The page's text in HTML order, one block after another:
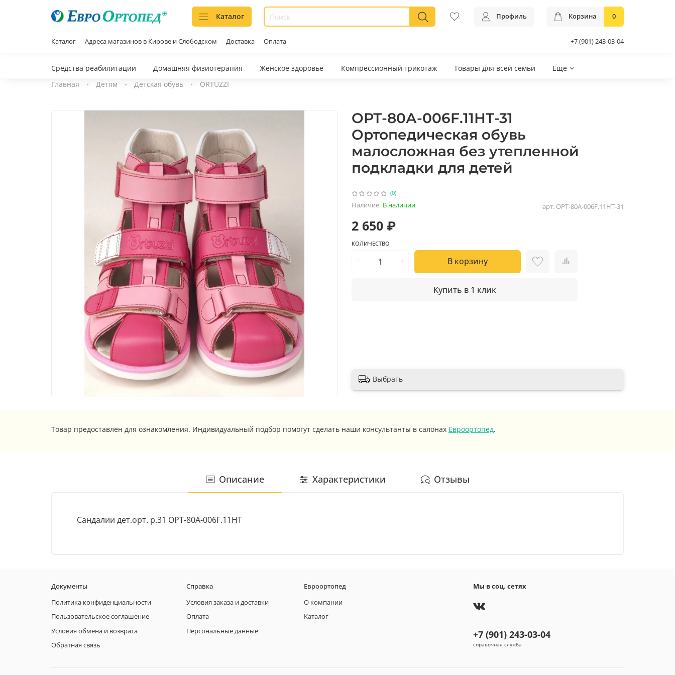
Каталог Профиль Корзина 0
Каталог Адреса магазинов в Кирове и Слободском Доставка Оплата +7 (901) 243-03-04
Средства реабилитации Домашняя физиотерапия Женское здоровье Компрессионный трикотаж Товары для всей семьи
Еще
Главная
Детям Детская обувь ORTUZZI
(0)
арт. ОРТ-80А-006F.11НТ-31
Наличие: В наличии
ОРТ-80А-006F.11НТ-31
Ортопедическая обувь
малосложная без утепленной
подкладки для детей
2 650 ₽
КОЛИЧЕСТВО
В корзину
Купить в 1 клик
Выбрать
Товар предоставлен для ознакомления. Индивидуальный подбор помогут сделать наши консультанты в салонах Евроортопед.
Описание Характеристики Отзывы
Сандалии дет.орт. р.31 ОРТ-80А-006F.11НТ
Документы
Политика конфиденциальности
Пользовательское соглашение
Условия обмена и возврата
Обратная связь
Справка
Условия заказа и доставки
Оплата
Персональные данные
Евроортопед
О компании
Каталог
Мы в соц. сетях
+7 (901) 243-03-04
справочная служба